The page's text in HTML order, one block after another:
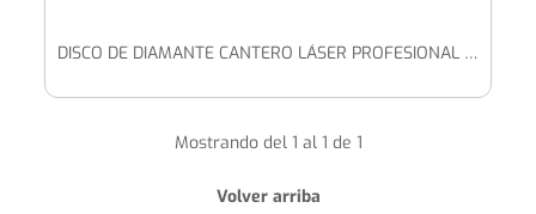
DISCO DE DIAMANTE CANTERO LÁSER PROFESIONAL | ADECUADO PARA CORTE EN SECO EN PIEDRA, GRANITO Y HORMIGÓN | DISPONIBLE EN DIFERENTES MEDIDAS
Mostrando del 1 al 1 de 1
Volver arriba